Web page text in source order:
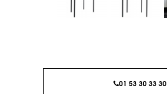
01 53 30 33 30